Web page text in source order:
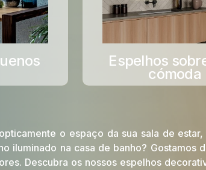
Espelhos
cómoda
o espaço da sua sala de
iluminado na casa de banho? Gostamos
Descubra os nossos espelhos